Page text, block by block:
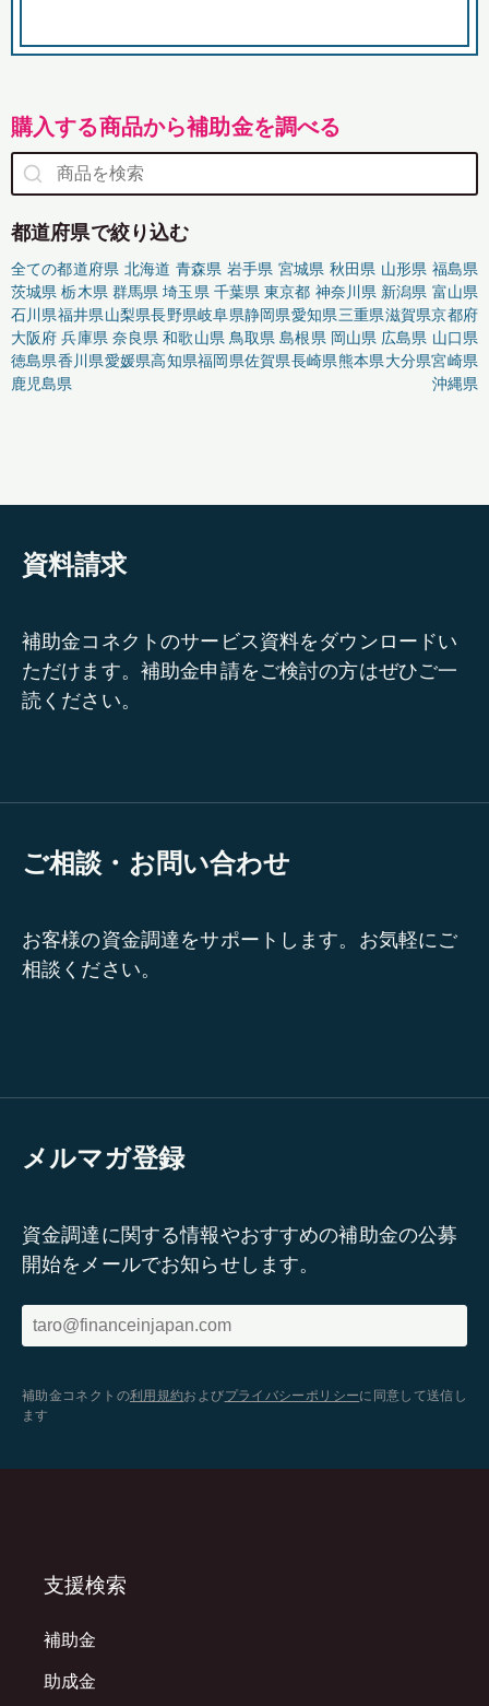
購入する商品から補助金を調べる
都道府県で絞り込む
全ての都道府県 北海道 青森県 岩手県 宮城県 秋田県 山形県 福島県
茨城県 栃木県 群馬県 埼玉県 千葉県 東京都 神奈川県 新潟県 富山県
石川県福井県山梨県長野県岐阜県静岡県愛知県三重県滋賀県京都府
大阪府 兵庫県 奈良県 和歌山県 鳥取県 島根県 岡山県 広島県 山口県
徳島県香川県愛媛県高知県福岡県佐賀県長崎県熊本県大分県宮崎県
鹿児島県
沖縄県
資料請求
補助金コネクトのサービス資料をダウンロードい
ただけます。補助金申請をご検討の方はぜひご一
読ください。
ご相談・お問い合わせ
お客様の資金調達をサポートします。お気軽にご
相談ください。
メルマガ登録
資金調達に関する情報やおすすめの補助金の公募
開始をメールでお知らせします。
補助金コネクトの利用規約およびプライバシーポリシーに同意して送信し
ます
支援検索
補助金
助成金